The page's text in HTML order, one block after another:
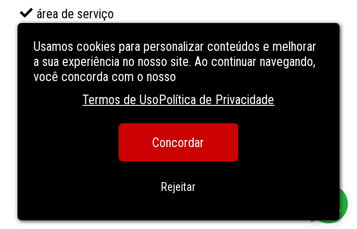
área de serviço
Cozinha americana
piso frio
sala de estar
Usamos cookies para personalizar conteúdos e melhorar
a sua experiência no nosso site. Ao continuar navegando,
você concorda com o nosso
Termos de UsoPolítica de Privacidade
Concordar
Rejeitar